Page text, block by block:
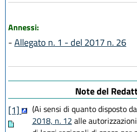
Annessi:
-Allegato n. 1 - del 2017 n. 26
Note del
[1]
(Ai sensi di quanto disposto
2018, n. 12 alle